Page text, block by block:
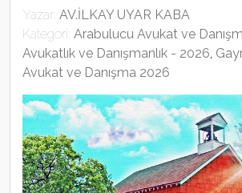
Yazar: AV.İLKAY UYAR KABA
Kategori: Arabulucu Avukat ve
Avukatlık ve Danışmanlık - 2026,
Avukat ve Danışma 2026